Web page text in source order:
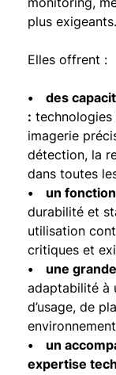
plus exigeants.
Elles offrent :
• des
:
imagerie
détection, la
dans toutes
• un
durabilité et
utilisation
critiques et
• une
adaptabilité à
d’usage, de
• un
expertise